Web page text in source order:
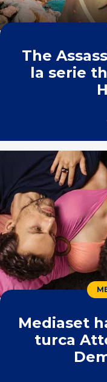
The
la serie
Mediaset
turca